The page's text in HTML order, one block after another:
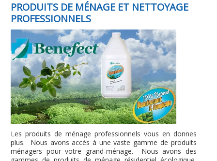
PRODUITS DE MÉNAGE ET NETTOYAGE
PROFESSIONNELS
Les produits de ménage professionnels vous en donnes
plus. Nous avons accès à une vaste gamme de produits
ménagers pour votre grand-ménage. Nous avons des